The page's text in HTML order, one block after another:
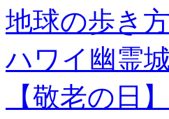
地球の歩き
ハワイ幽霊
【敬老の日